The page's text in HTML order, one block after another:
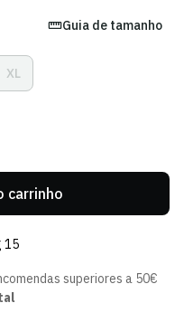
Guia de tamanho
XL
Variante
Esgotada
carrinho
15
superiores a 50€